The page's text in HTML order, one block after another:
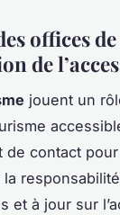
offices
de
jouent un
de contact
et à jour sur